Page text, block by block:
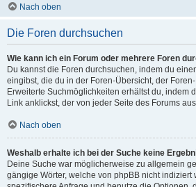
Nach oben
Die Foren durchsuchen
Wie kann ich ein Forum oder mehrere Foren
Du kannst die Foren durchsuchen, indem du
eingibst, die du in der Foren-Übersicht, der
Erweiterte Suchmöglichkeiten erhältst du, indem
Link anklickst, der von jeder Seite des Forums
Nach oben
Weshalb erhalte ich bei der Suche keine
Deine Suche war möglicherweise zu allgemein
gängige Wörter, welche von phpBB nicht indiziert